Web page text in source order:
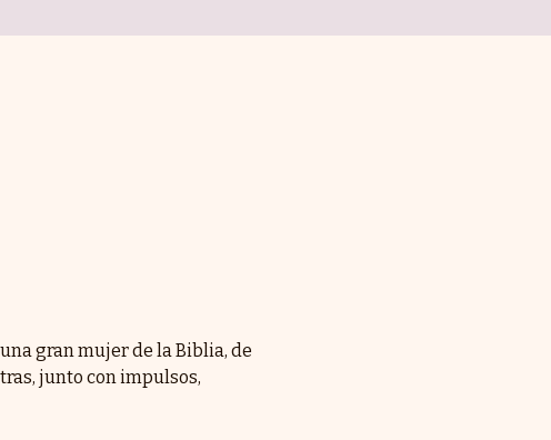
gran mujer de la Biblia, de
junto con impulsos,